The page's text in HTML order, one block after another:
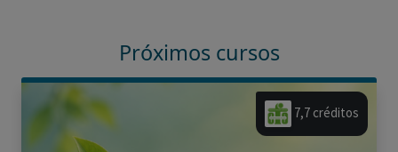
Próximos cursos
7,7 créditos